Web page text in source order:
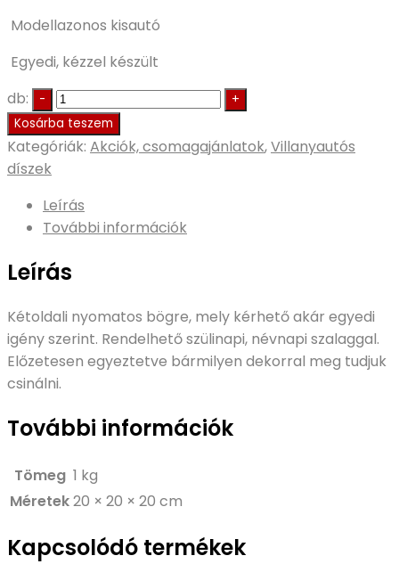
Modellazonos kisautó
Egyedi, kézzel készült
db:
Kosárba teszem
Kategóriák: Akciók, csomagajánlatok,Villanyautós
díszek
Leírás
További információk
Leírás
Kétoldali nyomatos bögre, mely kérhető akár egyedi
igény szerint. Rendelhető szülinapi, névnapi szalaggal.
Előzetesen egyeztetve bármilyen dekorral meg tudjuk
csinálni.
További információk
Tömeg 1 kg
Méretek20 × 20 × 20 cm
Kapcsolódó termékek